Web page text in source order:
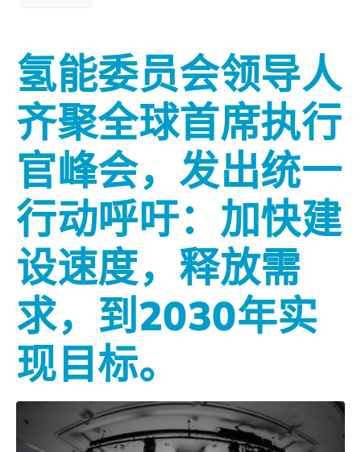
氢能委员会领导人
齐聚全球首席执行
官峰会，发出统一
行动呼吁：加快建
设速度，释放需
求，到2030年实
现目标。